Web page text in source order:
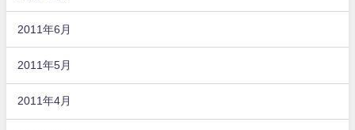
2011年6月
2011年5月
2011年4月